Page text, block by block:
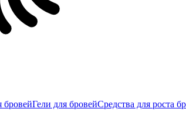
бровейГели для бровейСредства для роста